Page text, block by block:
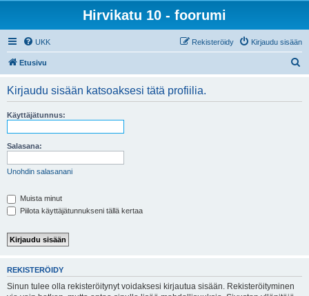
Hirvikatu 10 - foorumi
UKK Kirjaudu sisään
Rekisteröidy
Etusivu
Kirjaudu sisään katsoaksesi tätä profiilia.
Käyttäjätunnus:
Salasana:
Unohdin salasanani
Muista minut
Piilota käyttäjätunnukseni tällä kertaa
REKISTERÖIDY
Sinun tulee olla rekisteröitynyt voidaksesi kirjautua sisään. Rekisteröityminen